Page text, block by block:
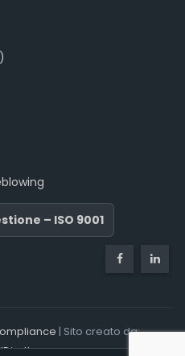
– ISO 9001
| Sito creato da: